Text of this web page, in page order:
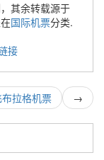
其余转载源于
国际机票分类.
接
→
拉格机票